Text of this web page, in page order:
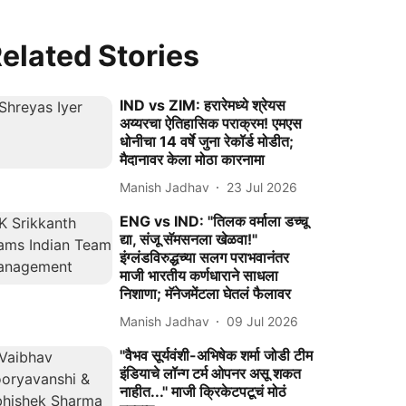
Stories
IND vs ZIM: हरारेमध्ये श्रेयस
अय्यरचा ऐतिहासिक पराक्रम! एमएस
धोनीचा 14 वर्षे जुना रेकॉर्ड मोडीत;
मैदानावर केला मोठा कारनामा
Manish Jadhav 23 Jul 2026
ENG vs IND: "तिलक वर्माला डच्चू
द्या, संजू सॅमसनला खेळवा!"
इंग्लंडविरुद्धच्या सलग पराभवानंतर
माजी भारतीय कर्णधाराने साधला
निशाणा; मॅनेजमेंटला घेतलं फैलावर
Manish Jadhav 09 Jul 2026
''वैभव सूर्यवंशी-अभिषेक शर्मा जोडी टीम
इंडियाचे लॉन्ग टर्म ओपनर असू शकत
नाहीत...'' माजी क्रिकेटपटूचं मोठं